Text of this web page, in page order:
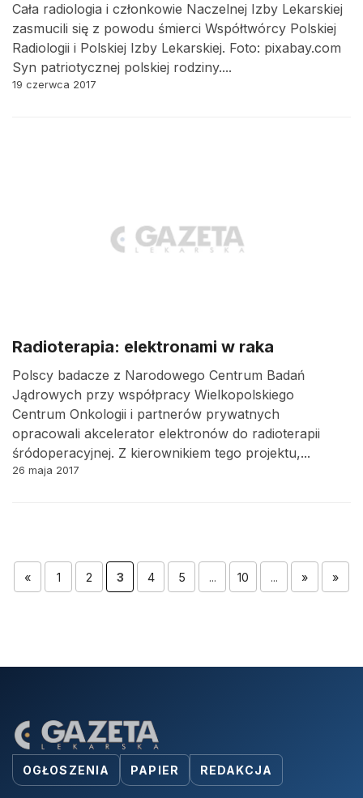
Cała radiologia i członkowie Naczelnej Izby Lekarskiej
zasmucili się z powodu śmierci Współtwórcy Polskiej
Radiologii i Polskiej Izby Lekarskiej. Foto: pixabay.com
Syn patriotycznej polskiej rodziny....
19 czerwca 2017
Radioterapia: elektronami w raka
Polscy badacze z Narodowego Centrum Badań
Jądrowych przy współpracy Wielkopolskiego
Centrum Onkologii i partnerów prywatnych
opracowali akcelerator elektronów do radioterapii
śródoperacyjnej. Z kierownikiem tego projektu,...
26 maja 2017
« 1 2 3 4 5 ... 10 ... » »
OGŁOSZENIA PAPIER REDAKCJA